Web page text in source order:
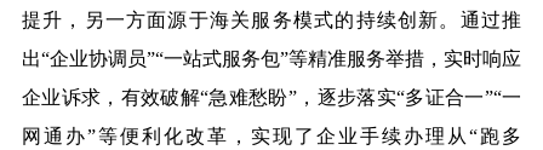
提升，另一方面源于海关服务模式的持续创新。通过推
出“企业协调员”“一站式服务包”等精准服务举措，实时响应
企业诉求，有效破解“急难愁盼”，逐步落实“多证合一”“一
网通办”等便利化改革，实现了企业手续办理从“跑多